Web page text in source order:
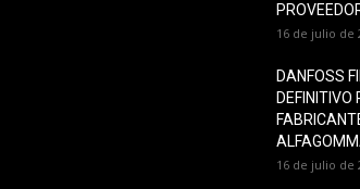
16 de julio de
DANFOSS
DEFINITIVO
16 de julio de